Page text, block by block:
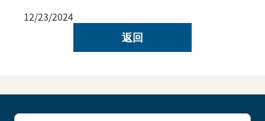
12/23/2024
返回